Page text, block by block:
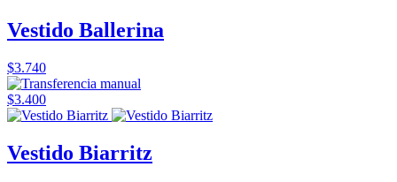
Vestido Ballerina
$3.740
$3.400
Vestido Biarritz